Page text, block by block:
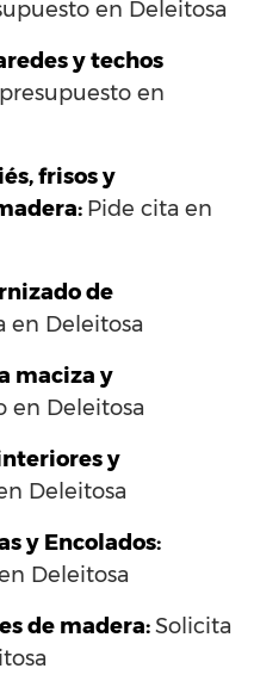
en Deleitosa
y techos
en
frisos y
Pide cita en
de
en Deleitosa
maciza y
en Deleitosa
y
Deleitosa
y Encolados:
Deleitosa
de madera:Solicita